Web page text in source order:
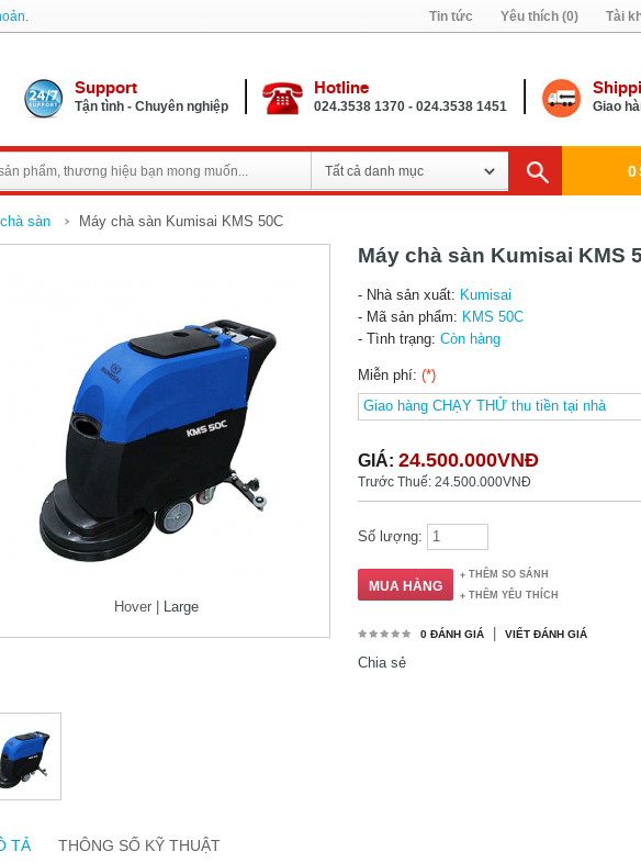
. Tin tức Yêu thích (0) Tài
Support
Tận tình - Chuyên nghiệp
Hotline
024.3538 1370 - 024.3538 1451 Giao
0
sàn Máy chà sàn Kumisai KMS 50C
Hover | Large
Máy chà sàn Kumisai KMS
- Nhà sản xuất: Kumisai
- Mã sản phẩm: KMS 50C
- Tình trạng: Còn hàng
Miễn phí: (*)
GIÁ: 24.500.000VNĐ
Trước Thuế: 24.500.000VNĐ
Số lượng:
THÊM SO SÁNH
THÊM YÊU THÍCH
0 ĐÁNH GIÁ VIẾT ĐÁNH GIÁ
Chia sẻ
TẢ THÔNG SỐ KỸ THUẬT